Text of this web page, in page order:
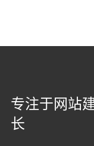
专注于网站
长